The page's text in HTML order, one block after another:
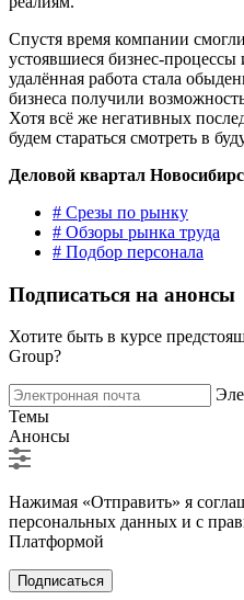
Спустя время компании
устоявшиеся бизнес-процессы
удалённая работа стала
бизнеса получили
Хотя всё же негативных
будем стараться смотреть в
Деловой квартал
# Срезы по рынку
# Обзоры рынка труда
# Подбор персонала
Подписаться на анонсы
Хотите быть в курсе
Group?
Темы
Анонсы
Нажимая «Отправить» я
персональных данных и с
Платформой
Подписаться